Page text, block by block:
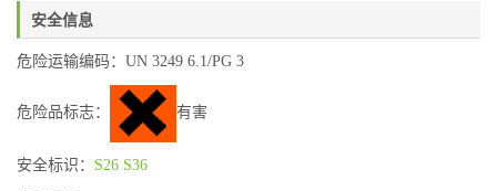
安全信息
危险运输编码：UN 3249 6.1/PG 3
危险品标志： 有害
安全标识： S26 S36